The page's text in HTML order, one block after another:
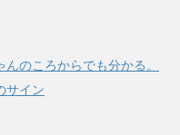
のころからでも分かる。
サイン